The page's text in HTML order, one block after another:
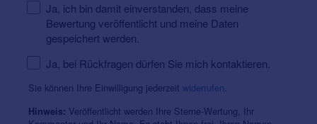
Ja, ich bin damit einverstanden, dass meine
Bewertung veröffentlicht und meine Daten
gespeichert werden.
Ja, bei Rückfragen dürfen Sie mich kontaktieren.
Sie können Ihre Einwilligung jederzeit widerrufen.
Hinweis: Veröffentlicht werden Ihre Sterne-Wertung, Ihr